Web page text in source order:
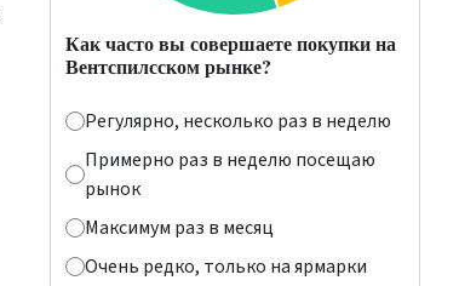
Как часто вы совершаете покупки на
Вентспилсском рынке?
Регулярно, несколько раз в неделю
Примерно раз в неделю посещаю
рынок
Максимум раз в месяц
Очень редко, только на ярмарки